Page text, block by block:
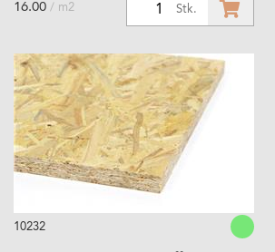
Stk.
16.00 / m2
10232